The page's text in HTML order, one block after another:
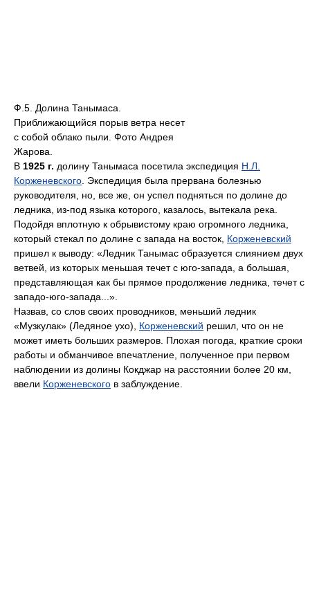
Ф.5. Долина Танымаса.
Приближающийся порыв ветра несет
с собой облако пыли. Фото Андрея
Жарова.
В 1925 г. долину Танымаса посетила экспедиция Н.Л.
Корженевского . Экспедиция была прервана болезнью
руководителя, но, все же, он успел подняться по долине до
ледника, из-под языка которого, казалось, вытекала река.
Подойдя вплотную к обрывистому краю огромного ледника,
который стекал по долине с запада на восток, Корженевский
пришел к выводу: «Ледник Танымас образуется слиянием двух
ветвей, из которых меньшая течет с юго-запада, а большая,
представляющая как бы прямое продолжение ледника, течет с
западо-юго-запада...».
Назвав, со слов своих проводников, меньший ледник
«Музкулак» (Ледяное ухо), Корженевский решил, что он не
может иметь больших размеров. Плохая погода, краткие сроки
работы и обманчивое впечатление, полученное при первом
наблюдении из долины Кокджар на расстоянии более 20 км,
ввели Корженевского в заблуждение.